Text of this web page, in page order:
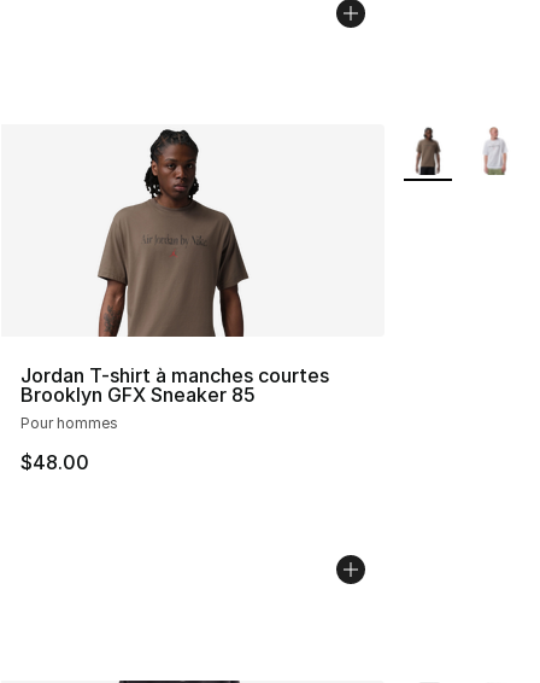
Jordan T-shirt à manches courtes
Brooklyn GFX Sneaker 85
Pour hommes
$48.00
Plus de